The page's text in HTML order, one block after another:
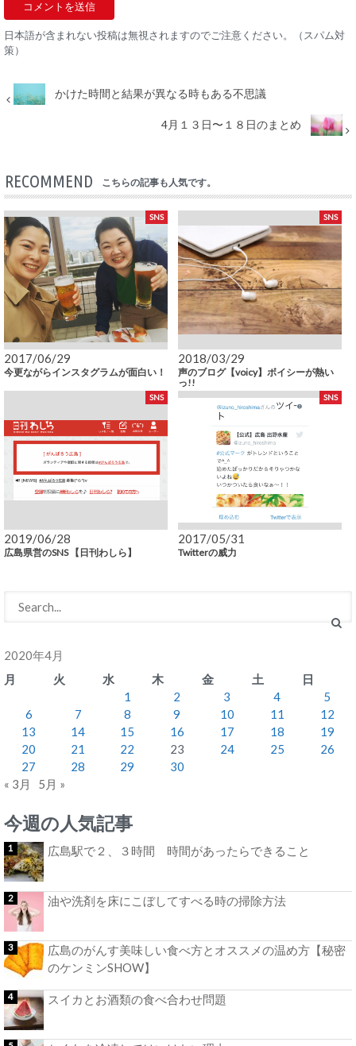
日本語が含まれない投稿は無視されますのでご注意ください。（スパム対
策）
かけた時間と結果が異なる時もある不思議
4月１３日〜１８日のまとめ
RECOMMEND こちらの記事も人気です。
SNS
2017/06/29
今更ながらインスタグラムが面白い！
SNS
2018/03/29
声のブログ【voicy】ボイシーが熱い
っ!!
SNS
2019/06/28
広島県営のSNS 【日刊わしら】
SNS
2017/05/31
Twitterの威力
2020年4月
月
火 水 木 金 土
日
1
2 3 4
5
6
7 8 9 10 11
12
13
14 15 16 17 18
19
20
21 22 23 24 25
26
27
28 29
30
« 3月
5月 »
今週の人気記事
広島駅で２、３時間 時間があったらできること
油や洗剤を床にこぼしてすべる時の掃除方法
広島のがんす美味しい食べ方とオススメの温め方【秘密
のケンミンSHOW】
スイカとお酒類の食べ合わせ問題